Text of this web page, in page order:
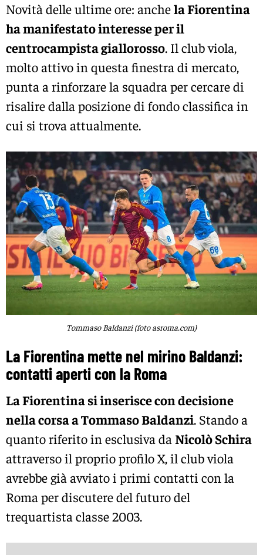
Novità delle ultime ore: anchela Fiorentina
ha manifestato interesse per il
centrocampista giallorosso. Il club viola,
molto attivo in questa finestra di mercato,
punta a rinforzare la squadra per cercare di
risalire dalla posizione di fondo classifica in
cui si trova attualmente.
Tommaso Baldanzi (foto asroma.com)
La Fiorentina mette nel mirino Baldanzi:
contatti aperti con la Roma
La Fiorentina si inserisce con decisione
nella corsa a Tommaso Baldanzi. Stando a
quanto riferito in esclusiva da Nicolò Schira
attraverso il proprio profilo X, il club viola
avrebbe già avviato i primi contatti con la
Roma per discutere del futuro del
trequartista classe 2003.